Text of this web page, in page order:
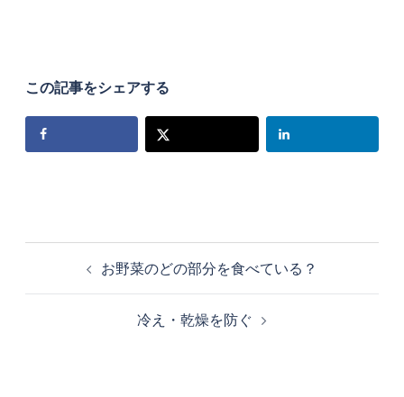
この記事をシェアする
お野菜のどの部分を食べている？
冷え・乾燥を防ぐ